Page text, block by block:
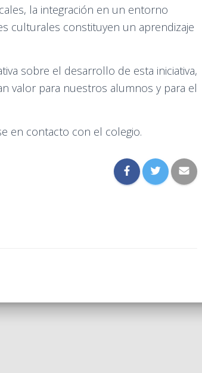
la integración en un entorno
culturales constituyen un aprendizaje
sobre el desarrollo de esta iniciativa,
valor para nuestros alumnos y para el
en contacto con el colegio.